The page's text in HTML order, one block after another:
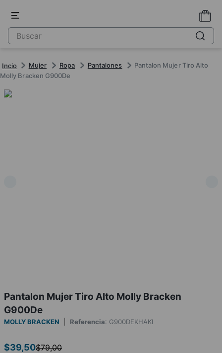
Mujer Ropa Pantalones
Pantalon Mujer Tiro Alto
Molly Bracken G900De
Pantalon Mujer Tiro Alto Molly Bracken
G900De
MOLLY BRACKEN Referencia: G900DEKHAKI
$39,50$79,00